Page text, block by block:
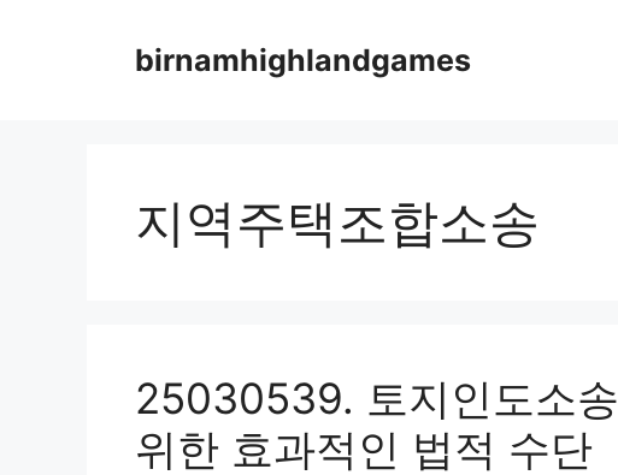
birnamhighlandgames
지역주택조합소송
25030539. 토지인도소
위한 효과적인 법적 수단